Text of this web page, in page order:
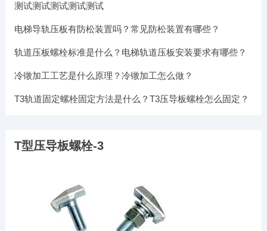
测试测试测试测试测试
电梯导轨压板有防松装置吗？常见防松装置有哪些？
轨道压板螺栓标准是什么？电梯轨道压板安装要求有哪些？
冷镦加工工艺是什么原理？冷镦加工怎么做？
T3轨道固定螺栓固定方法是什么？T3压导板螺栓怎么固定？
T型压导板螺栓-3